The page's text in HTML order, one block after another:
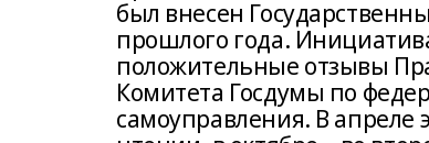
был внесен
прошлого года.
положительные отзывы
Комитета Госдумы по
самоуправления. В апреле